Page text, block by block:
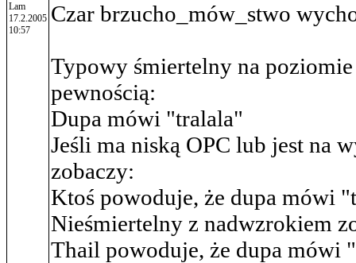
Lam
17.2.2005
10:57
Czar brzucho_mów_stwo
Typowy śmiertelny na
pewnością:
Dupa mówi "tralala"
Jeśli ma niską OPC lub jest na
zobaczy:
Ktoś powoduje, że dupa mówi
Nieśmiertelny z nadwzrokiem
Thail powoduje, że dupa mówi